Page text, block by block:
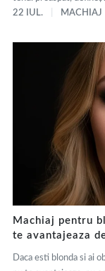
22 IUL.
MACHIAJ
Machiaj pentru
te avantajeaza
Daca esti blonda si ai